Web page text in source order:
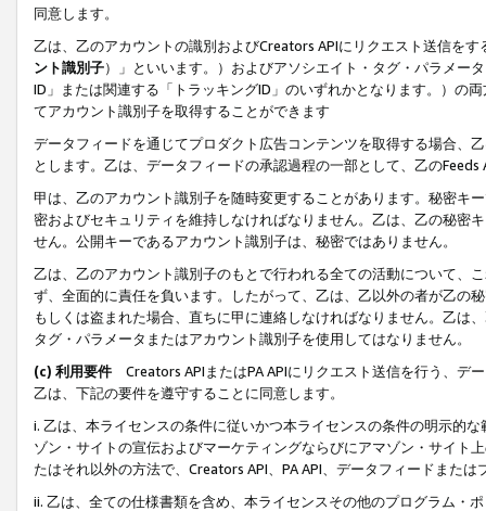
同意します。
乙は、乙のアカウントの識別およびCreators APIにリクエスト送信を
ント識別子）」といいます。）およびアソシエイト・タグ・パラメー
ID」または関連する「トラッキングID」のいずれかとなります。）の
てアカウント識別子を取得することができます
データフィードを通じてプロダクト広告コンテンツを取得する場合、
とします。乙は、データフィードの承認過程の一部として、乙の
甲は、乙のアカウント識別子を随時変更することがあります。秘密キ
密およびセキュリティを維持しなければなりません。乙は、乙の秘密
せん。公開キーであるアカウント識別子は、秘密ではありません。
乙は、乙のアカウント識別子のもとで行われる全ての活動について、
ず、全面的に責任を負います。したがって、乙は、乙以外の者が乙の
もしくは盗まれた場合、直ちに甲に連絡しなければなりません。乙は
タグ・パラメータまたはアカウント識別子を使用してはなりません。
(c) 利用要件 Creators APIまたはPA APIにリクエスト送信を行う、デ
乙は、下記の要件を遵守することに同意します。
i. 乙は、本ライセンスの条件に従いかつ本ライセンスの条件の明示的
ゾン・サイトの宣伝およびマーケティングならびにアマゾン・サイト
たはそれ以外の方法で、Creators API、PA API、データフィードまた
ii. 乙は、全ての仕様書類を含め、本ライセンスその他のプログラム・